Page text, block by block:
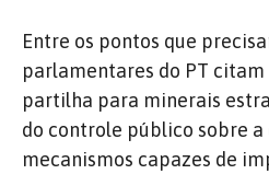
Entre os pontos que
parlamentares do PT citam
partilha para minerais
do controle público sobre
mecanismos capazes de